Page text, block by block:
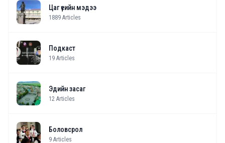
Цаг үеийн мэдээ
1889 Articles
Подкаст
19 Articles
Эдийн засаг
12 Articles
Боловсрол
9 Articles